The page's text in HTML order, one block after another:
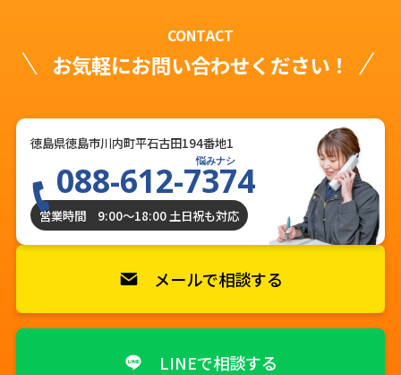
CONTACT
お気軽にお問い合わせください！
徳島県徳島市川内町平石古田194番地1
悩みナシ
088-612-7374
営業時間 9:00〜18:00 土日祝も対応
メールで相談する
LINEで相談する